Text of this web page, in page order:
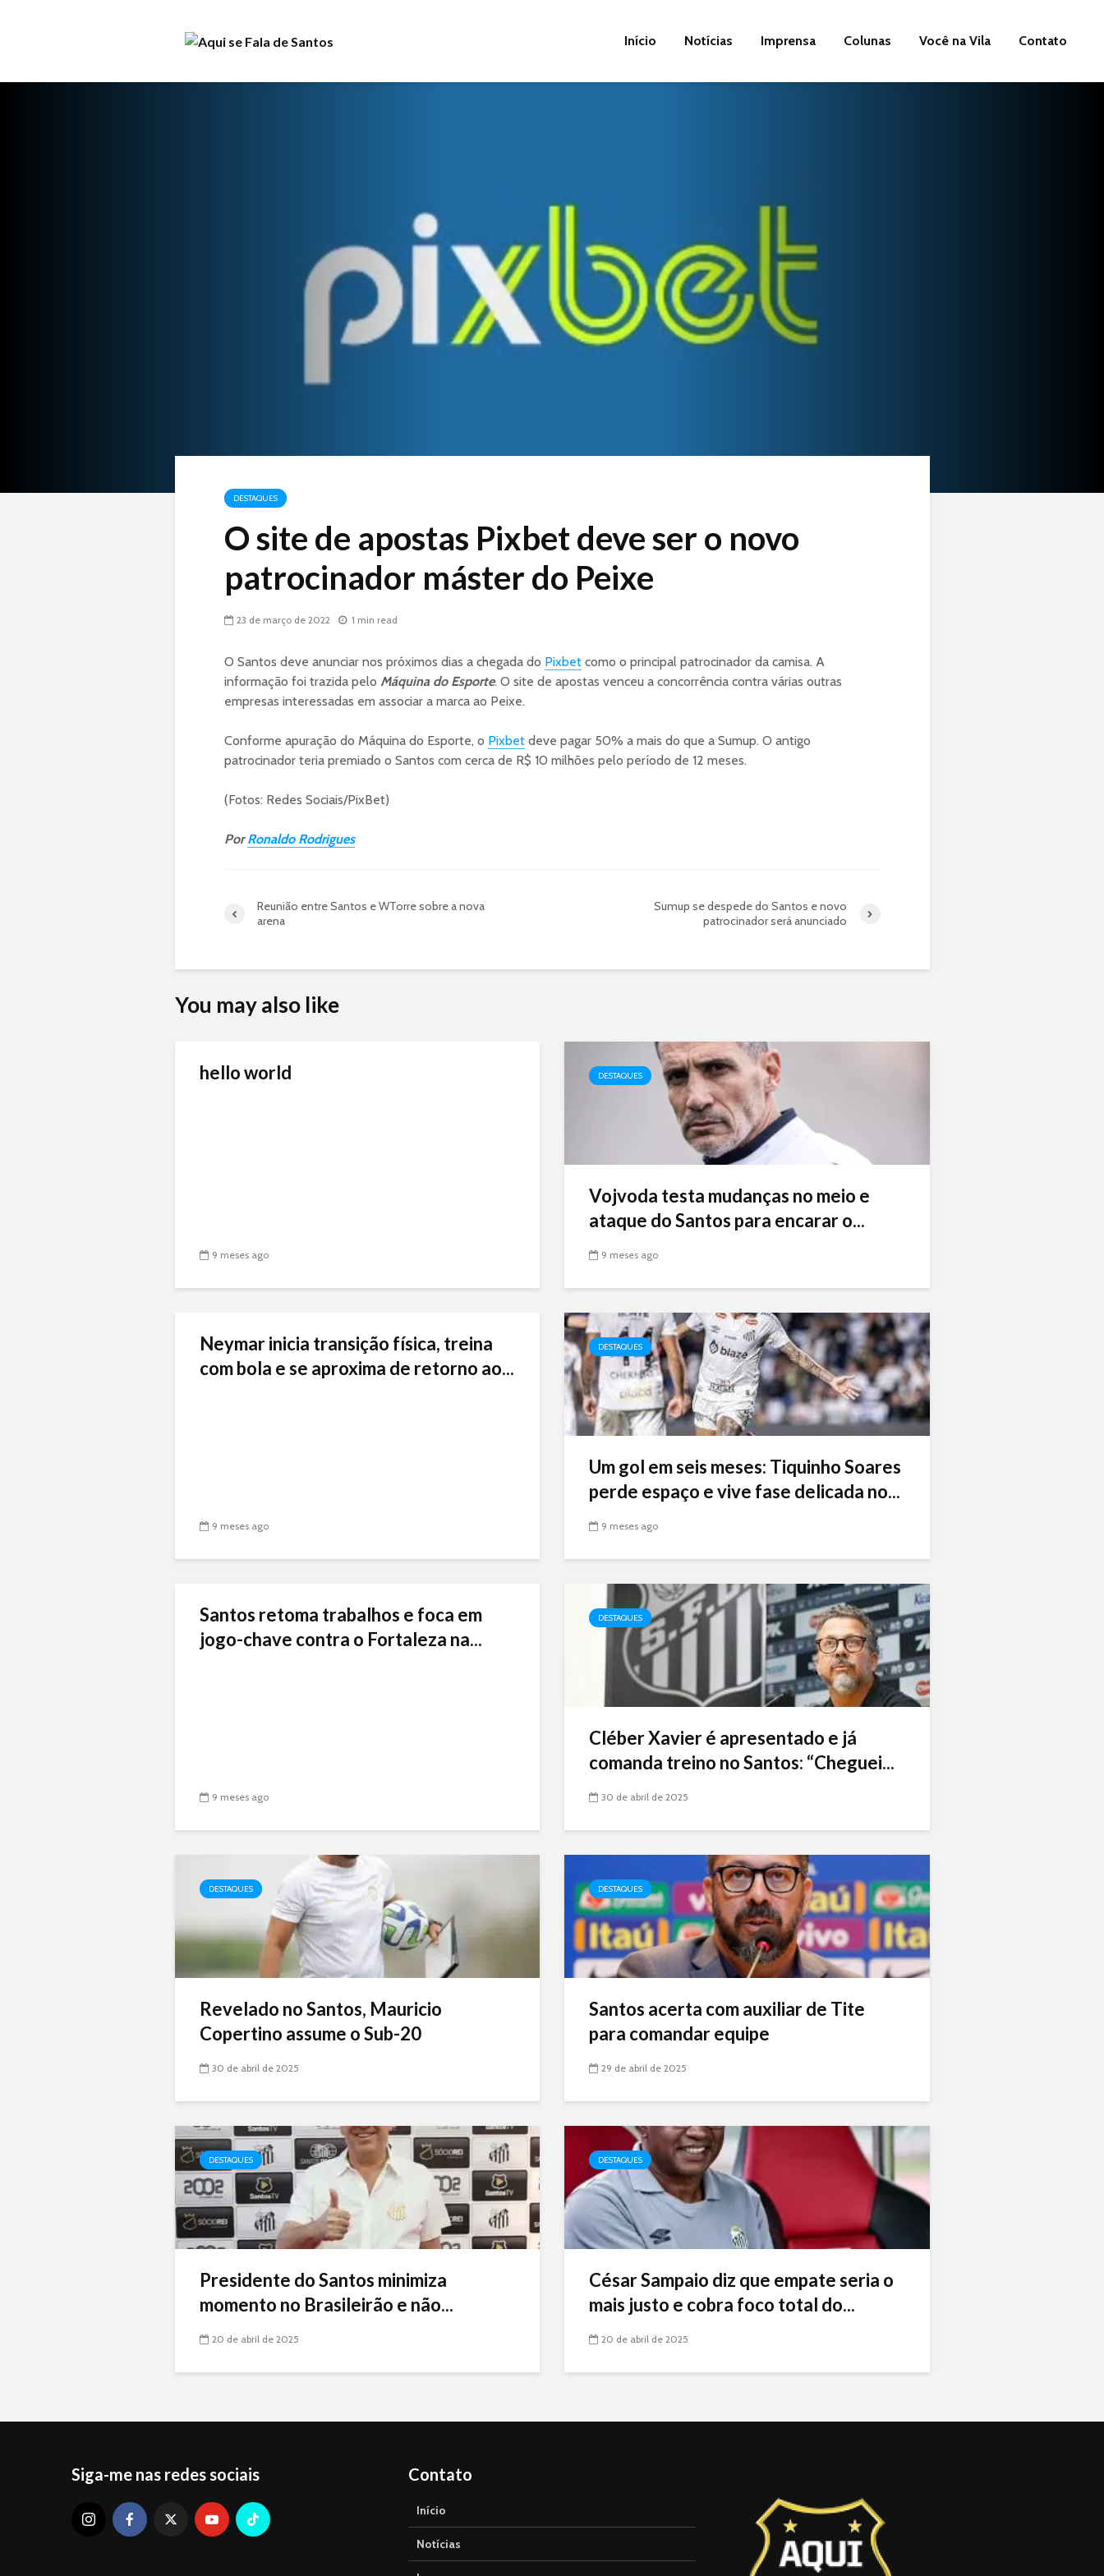
Início Notícias Imprensa Colunas Você na Vila Contato
DESTAQUES
O site de apostas Pixbet deve ser o novo
patrocinador máster do Peixe
23 de março de 2022 1 min read
O Santos deve anunciar nos próximos dias a chegada do Pixbetcomo o principal patrocinador da camisa. A
informação foi trazida pelo Máquina do Esporte. O site de apostas venceu a concorrência contra várias outras
empresas interessadas em associar a marca ao Peixe.
Conforme apuração do Máquina do Esporte, o Pixbetdeve pagar 50% a mais do que a Sumup. O antigo
patrocinador teria premiado o Santos com cerca de R$ 10 milhões pelo período de 12 meses.
(Fotos: Redes Sociais/PixBet)
PorRonaldo Rodrigues
Reunião entre Santos e WTorre sobre a nova
arena
Sumup se despede do Santos e novo
patrocinador será anunciado
You may also like
hello world
9 meses ago
DESTAQUES
Vojvoda testa mudanças no meio e
ataque do Santos para encarar o...
9 meses ago
Neymar inicia transição física, treina
com bola e se aproxima de retorno ao...
9 meses ago
DESTAQUES
Um gol em seis meses: Tiquinho Soares
perde espaço e vive fase delicada no...
9 meses ago
Santos retoma trabalhos e foca em
jogo-chave contra o Fortaleza na...
9 meses ago
DESTAQUES
Cléber Xavier é apresentado e já
comanda treino no Santos: “Cheguei...
30 de abril de 2025
DESTAQUES
Revelado no Santos, Mauricio
Copertino assume o Sub-20
30 de abril de 2025
DESTAQUES
Santos acerta com auxiliar de Tite
para comandar equipe
29 de abril de 2025
DESTAQUES
Presidente do Santos minimiza
momento no Brasileirão e não...
20 de abril de 2025
DESTAQUES
César Sampaio diz que empate seria o
mais justo e cobra foco total do...
20 de abril de 2025
Siga-me nas redes sociais Contato
Início
Notícias